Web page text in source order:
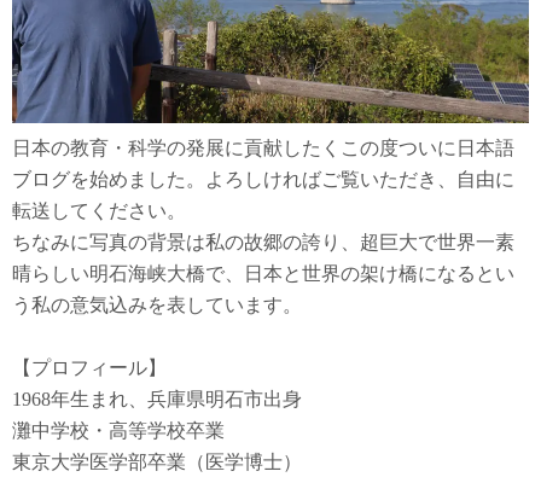
日本の教育・科学の発展に貢献したくこの度ついに日本語
ブログを始めました。よろしければご覧いただき、自由に
転送してください。
ちなみに写真の背景は私の故郷の誇り、超巨大で世界一素
晴らしい明石海峡大橋で、日本と世界の架け橋になるとい
う私の意気込みを表しています。
【プロフィール】
1968年生まれ、兵庫県明石市出身
灘中学校・高等学校卒業
東京大学医学部卒業（医学博士）